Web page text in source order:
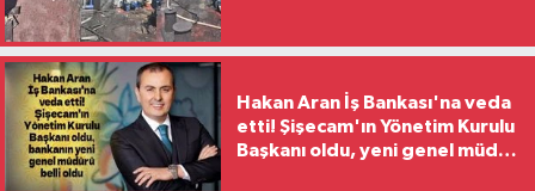
Hakan Aran İş Bankası'na veda
etti! Şişecam'ın Yönetim Kurulu
Başkanı oldu, yeni genel müdür